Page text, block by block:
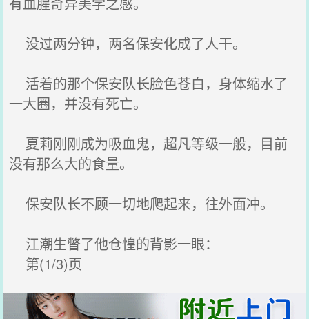
没过两分钟，两名保安化成了人干。
活着的那个保安队长脸色苍白，身体缩水了
一大圈，并没有死亡。
夏莉刚刚成为吸血鬼，超凡等级一般，目前
没有那么大的食量。
保安队长不顾一切地爬起来，往外面冲。
江潮生瞥了他仓惶的背影一眼：
第(1/3)页